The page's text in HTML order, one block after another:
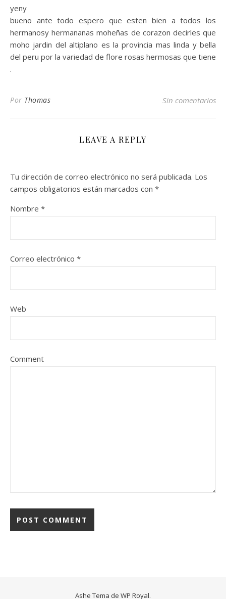
yeny
bueno ante todo espero que esten bien a todos los
hermanosy hermananas moheñas de corazon decirles que
moho jardin del altiplano es la provincia mas linda y bella
del peru por la variedad de flore rosas hermosas que tiene
.
Por Thomas Sin comentarios
LEAVE A REPLY
Tu dirección de correo electrónico no será publicada. Los
campos obligatorios están marcados con *
Nombre *
Correo electrónico *
Web
Comment
Ashe Tema de WP Royal.